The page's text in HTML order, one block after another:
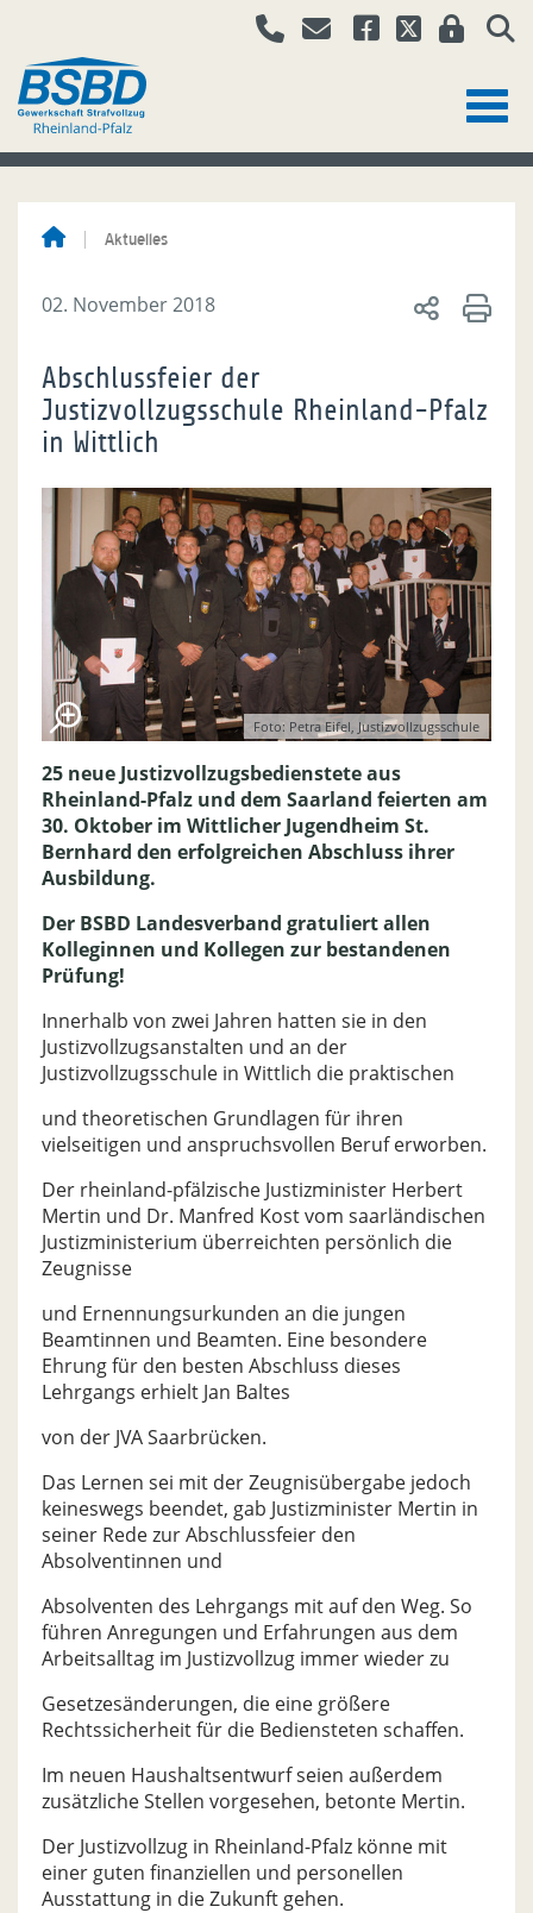
Aktuelles
02. November 2018
Abschlussfeier der
Justizvollzugsschule Rheinland-Pfalz
in Wittlich
Foto: Petra Eifel, Justizvollzugsschule
25 neue Justizvollzugsbedienstete aus
Rheinland-Pfalz und dem Saarland feierten am
30. Oktober im Wittlicher Jugendheim St.
Bernhard den erfolgreichen Abschluss ihrer
Ausbildung.
Der BSBD Landesverband gratuliert allen
Kolleginnen und Kollegen zur bestandenen
Prüfung!
Innerhalb von zwei Jahren hatten sie in den
Justizvollzugsanstalten und an der
Justizvollzugsschule in Wittlich die praktischen
und theoretischen Grundlagen für ihren
vielseitigen und anspruchsvollen Beruf erworben.
Der rheinland-pfälzische Justizminister Herbert
Mertin und Dr. Manfred Kost vom saarländischen
Justizministerium überreichten persönlich die
Zeugnisse
und Ernennungsurkunden an die jungen
Beamtinnen und Beamten. Eine besondere
Ehrung für den besten Abschluss dieses
Lehrgangs erhielt Jan Baltes
von der JVA Saarbrücken.
Das Lernen sei mit der Zeugnisübergabe jedoch
keineswegs beendet, gab Justizminister Mertin in
seiner Rede zur Abschlussfeier den
Absolventinnen und
Absolventen des Lehrgangs mit auf den Weg. So
führen Anregungen und Erfahrungen aus dem
Arbeitsalltag im Justizvollzug immer wieder zu
Gesetzesänderungen, die eine größere
Rechtssicherheit für die Bediensteten schaffen.
Im neuen Haushaltsentwurf seien außerdem
zusätzliche Stellen vorgesehen, betonte Mertin.
Der Justizvollzug in Rheinland-Pfalz könne mit
einer guten finanziellen und personellen
Ausstattung in die Zukunft gehen.